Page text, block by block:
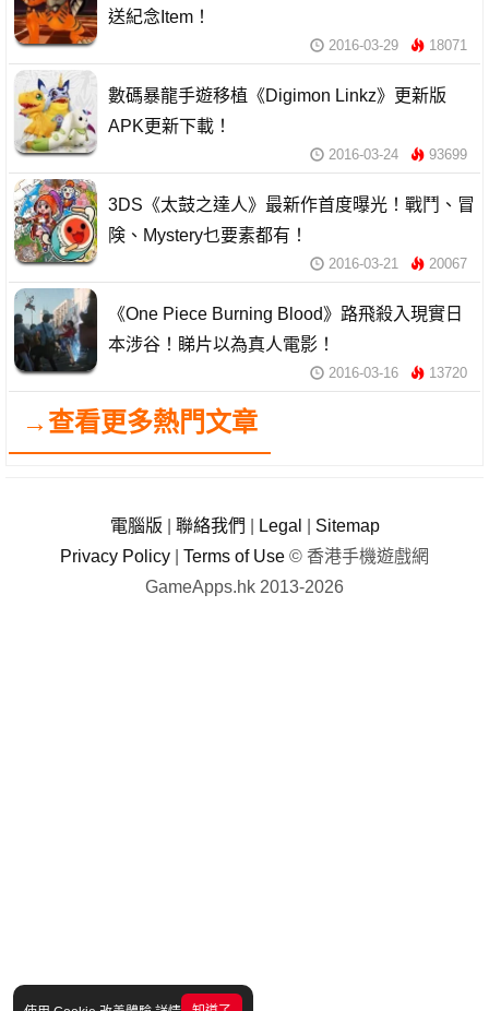
送紀念Item！
2016-03-29 18071
數碼暴龍手遊移植《Digimon Linkz》更新版
APK更新下載！
2016-03-24 93699
3DS《太鼓之達人》最新作首度曝光！戰鬥、冒
険、Mystery乜要素都有！
2016-03-21 20067
《One Piece Burning Blood》路飛殺入現實日
本涉谷！睇片以為真人電影！
2016-03-16 13720
→查看更多熱門文章
電腦版 聯絡我們 Legal
Sitemap
Privacy Policy
Terms of Use © 香港手機遊戲網
GameApps.hk 2013-2026